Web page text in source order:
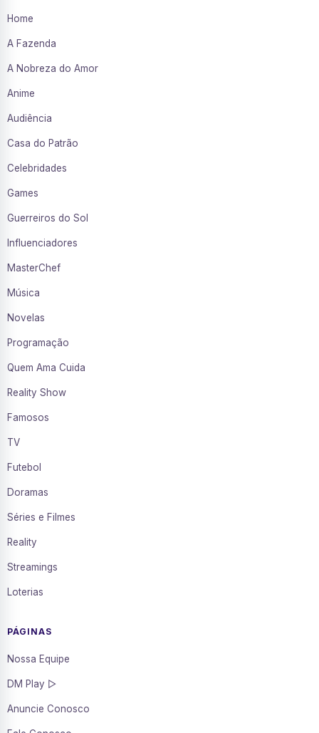
Home
A Fazenda
A Nobreza do Amor
Anime
Audiência
Casa do Patrão
Celebridades
Games
Guerreiros do Sol
Influenciadores
MasterChef
Música
Novelas
Programação
Quem Ama Cuida
Reality Show
Famosos
TV
Futebol
Doramas
Séries e Filmes
Reality
Streamings
Loterias
PÁGINAS
Nossa Equipe
DM Play ▷
Anuncie Conosco